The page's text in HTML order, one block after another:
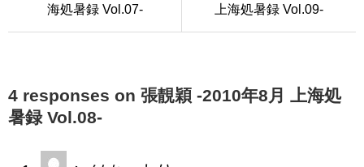
海処暑録 Vol.07-
上海処暑録 Vol.09-
4 responses on 張靚穎 -2010年8月 上海処
暑録 Vol.08-